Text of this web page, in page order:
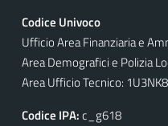
Codice Univoco
Ufficio Area Finanziaria e
Area Demografici e Polizia
Area Ufficio Tecnico: 1U3NK8
Codice IPA:c_g618